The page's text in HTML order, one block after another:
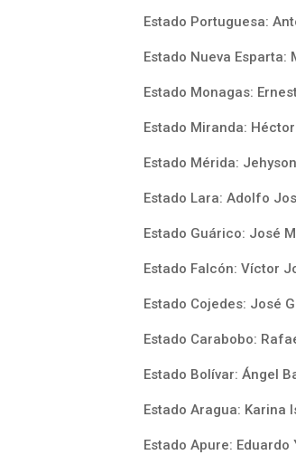
Estado Portuguesa:
Estado Nueva
Estado Monagas:
Estado Miranda:
Estado Mérida:
Estado Lara: Adolfo
Estado Guárico: José
Estado Falcón: Víctor
Estado Cojedes: José
Estado Carabobo:
Estado Bolívar: Ángel
Estado Aragua: Karina
Estado Apure: Eduardo